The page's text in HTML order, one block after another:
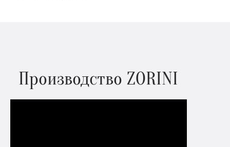
Производство ZORINI